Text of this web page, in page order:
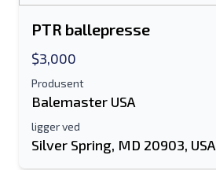
PTR ballepresse
$3,000
Produsent
Balemaster USA
ligger ved
Silver Spring, MD 20903, USA
Sende